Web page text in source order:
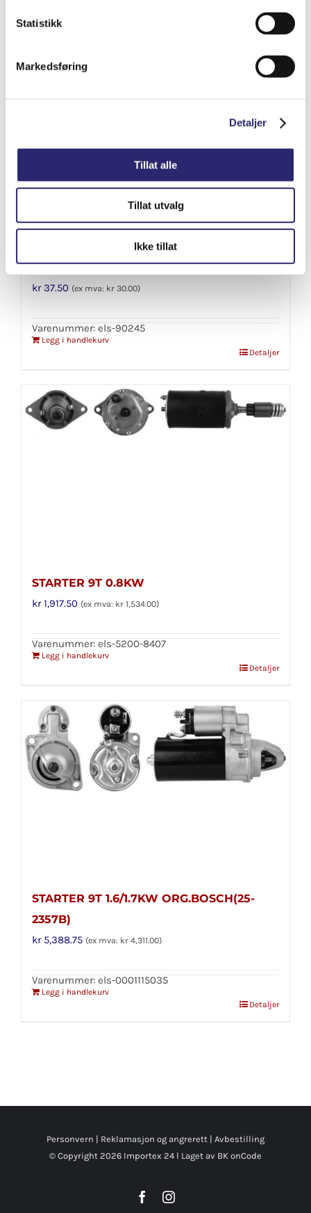
Statistikk
Markedsføring
Detaljer
Tillat alle
Tillat utvalg
Ikke tillat
Legg i handlekurv
Detaljer
Batterivann 1ltr (destillert)
kr37.50 (ex mva: kr 30.00)
Varenummer: els-90245
Legg i handlekurv
Detaljer
STARTER 9T 0.8KW
kr1,917.50 (ex mva: kr 1,534.00)
Varenummer: els-5200-8407
Legg i handlekurv
Detaljer
STARTER 9T 1.6/1.7KW ORG.BOSCH(25-
2357B)
kr5,388.75 (ex mva: kr 4,311.00)
Varenummer: els-0001115035
Legg i handlekurv
Detaljer
Personvern | Reklamasjon og angrerett | Avbestilling
© Copyright 2026 Importex 24 l Laget av BK onCode
FacebookInstagram